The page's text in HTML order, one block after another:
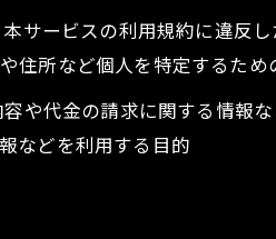
サービスの利用規約に違反
住所など個人を特定するた
や代金の請求に関する情報
などを利用する目的